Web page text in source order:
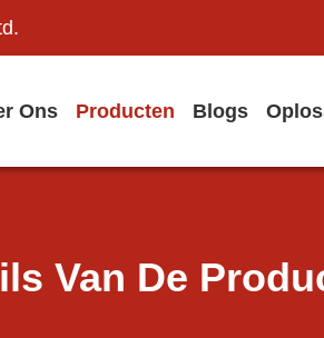
Ons Producten Blogs
Van De